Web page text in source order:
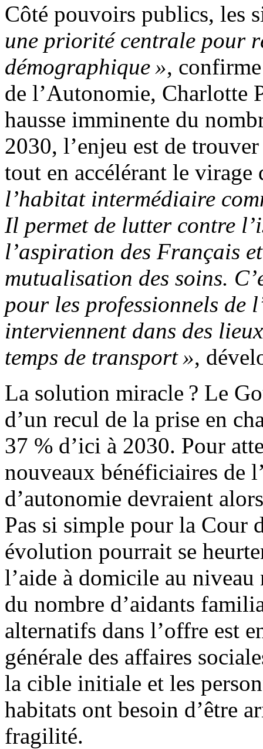
Côté pouvoirs publics, les
une priorité centrale pour
démographique »,
de l’Autonomie, Charlotte
hausse imminente du
2030, l’enjeu est de
tout en accélérant le
l’habitat intermédiaire
Il permet de lutter contre
l’aspiration des Français
mutualisation des soins.
pour les professionnels de
interviennent dans des
temps de transport »,
La solution miracle ? Le
d’un recul de la prise en
37 % d’ici à 2030. Pour
nouveaux bénéficiaires de
d’autonomie devraient
Pas si simple pour la Cour
évolution pourrait se
l’aide à domicile au
du nombre d’aidants
alternatifs dans l’offre est
générale des affaires
la cible initiale et les
habitats ont besoin d’être
fragilité.